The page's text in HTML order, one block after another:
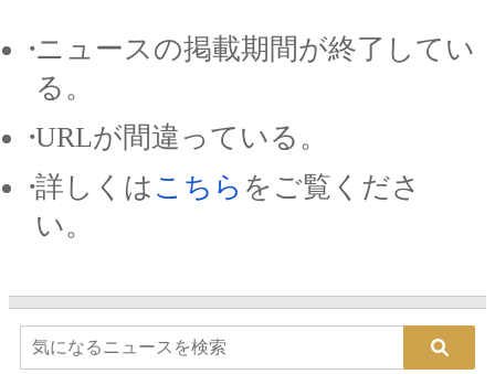
ニュースの掲載期間が終了してい
る。
URLが間違っている。
詳しくは こちら をご覧くださ
い。